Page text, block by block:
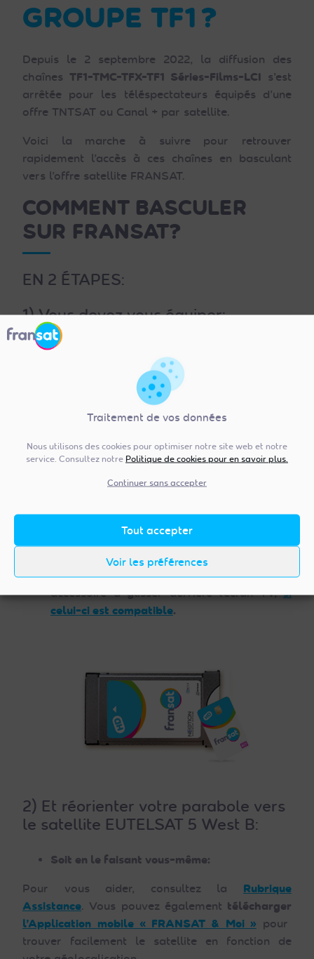
Traitement de vos données
Nous utilisons des cookies pour optimiser notre site web et notre
service. Consultez notre Politique de cookies pour en savoir plus.
Continuer sans accepter
Tout accepter
Voir les préférences
GROUPE TF1 ?
Depuis le 2 septembre 2022, la diffusion des
chaînes TF1-TMC-TFX-TF1 Séries-Films-LCI
s’est
arrêtée pour les téléspectateurs équipés d’une
offre TNTSAT ou Canal + par satellite.
Voici la marche à suivre pour retrouver
rapidement l’accès à ces chaînes en basculant
vers l’offre satellite FRANSAT.
COMMENT BASCULER
SUR FRANSAT?
EN 2 ÉTAPES:
1) Vous devez vous équiper:
D’un Décodeur FRANSAT
OU
D’un Module TV FRANSAT, un petit
accessoire à glisser derrière l’écran TV,si
celui-ci est compatible.
2) Et réorienter votre parabole vers
le satellite EUTELSAT 5 West B:
Soit en le faisant vous-même:
Pour vous aider, consultez la Rubrique
Assistance. Vous pouvez également télécharger
l’Application mobile « FRANSAT & Moi »pour
trouver facilement le satellite en fonction de